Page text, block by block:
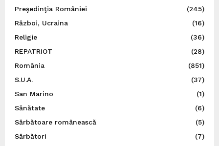
Preşedinţia României
(245)
Război, Ucraina
(16)
Religie
(36)
REPATRIOT
(28)
România
(851)
S.U.A.
(37)
San Marino
(1)
Sănătate
(6)
Sărbătoare românească
(5)
Sărbători
(7)